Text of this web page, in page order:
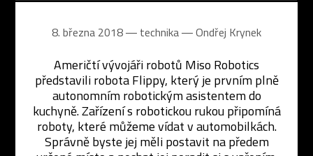
8. března 2018 ― technika ―Ondřej Krynek
Američtí vývojáři robotů Miso Robotics
představili robota Flippy, který je prvním plně
autonomním robotickým asistentem do
kuchyně. Zařízení s robotickou rukou připomíná
roboty, které můžeme vídat v automobilkách.
Správně byste jej měli postavit na předem